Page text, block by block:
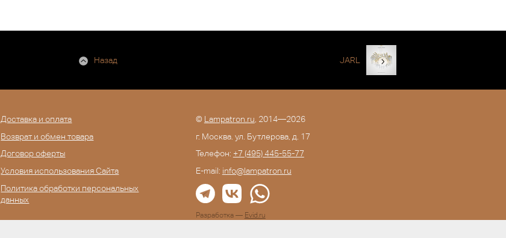
Назад JARL
Доставка и оплата
Возврат и обмен товара
Договор оферты
Условия использования Сайта
Политика обработки персональных
данных
© Lampatron.ru , 2014—2026
г. Москва. ул. Бутлерова, д. 17
Телефон: +7 (495) 445-55-77
E-mail: info@lampatron.ru
Разработка — Evid.ru